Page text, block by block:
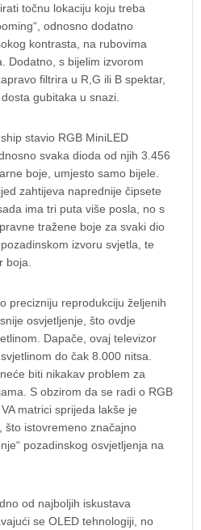
točnu lokaciju koju treba
odnosno dodatno
kontrasta, na rubovima
Dodatno, s bijelim izvorom
filtrira u R,G ili B spektar,
gubitaka u snazi.
stavio RGB MiniLED
svaka dioda od njih 3.456
boje, umjesto samo bijele.
zahtijeva naprednije čipsete
ima tri puta više posla, no s
tražene boje za svaki dio
izvoru svjetla, te
boja.
precizniju reprodukciju željenih
osvjetljenje, što ovdje
Dapače, ovaj televizor
do čak 8.000 nitsa.
biti nikakav problem za
S obzirom da se radi o RGB
matrici sprijeda lakše je
što istovremeno značajno
pozadinskog osvjetljenja na
od najboljih iskustava
se OLED tehnologiji, no